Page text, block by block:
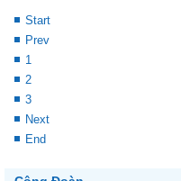
Start
Prev
1
2
3
Next
End